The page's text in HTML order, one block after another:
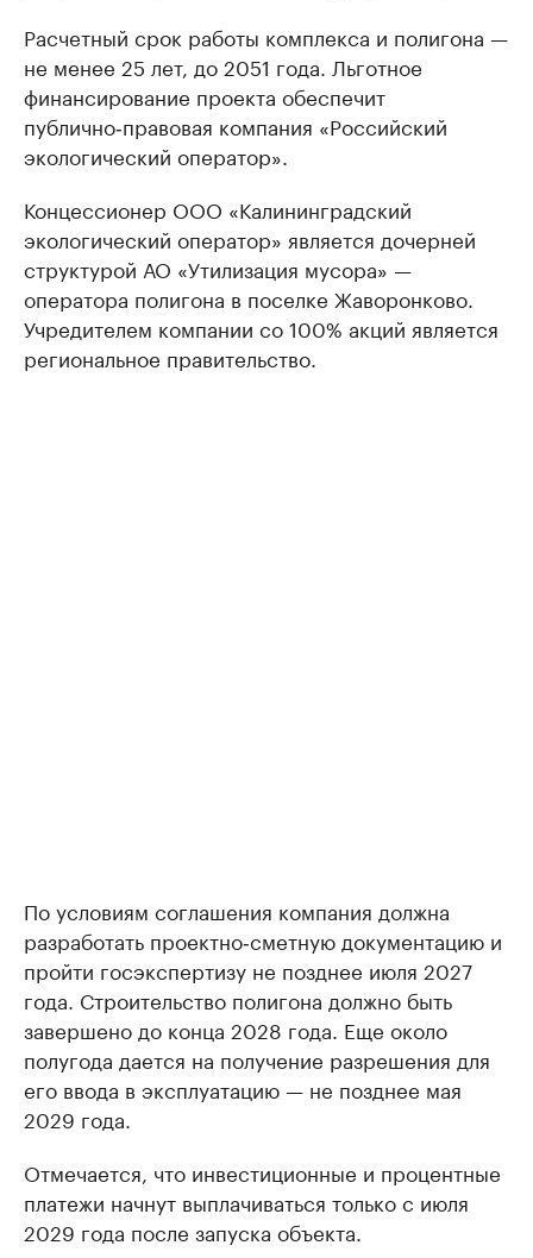
Расчетный срок работы комплекса и полигона —
не менее 25 лет, до 2051 года. Льготное
финансирование проекта обеспечит
публично‑правовая компания «Российский
экологический оператор».
Концессионер ООО «Калининградский
экологический оператор» является дочерней
структурой АО «Утилизация мусора» —
оператора полигона в поселке Жаворонково.
Учредителем компании со 100% акций является
региональное правительство.
По условиям соглашения компания должна
разработать проектно‑сметную документацию и
пройти госэкспертизу не позднее июля 2027
года. Строительство полигона должно быть
завершено до конца 2028 года. Еще около
полугода дается на получение разрешения для
его ввода в эксплуатацию — не позднее мая
2029 года.
Отмечается, что инвестиционные и процентные
платежи начнут выплачиваться только с июля
2029 года после запуска объекта.